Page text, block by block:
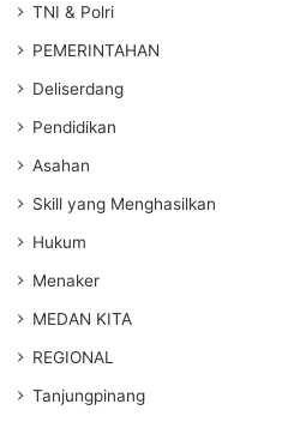
TNI & Polri
PEMERINTAHAN
Deliserdang
Pendidikan
Asahan
Skill yang Menghasilkan
Hukum
Menaker
MEDAN KITA
REGIONAL
Tanjungpinang